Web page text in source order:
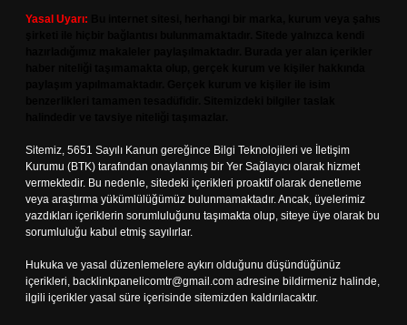
Yasal Uyarı:
Sitemiz, 5651 Sayılı Kanun gereğince Bilgi Teknolojileri ve İletişim
Kurumu (BTK) tarafından onaylanmış bir Yer Sağlayıcı olarak hizmet
vermektedir. Bu nedenle, sitedeki içerikleri proaktif olarak denetleme
veya araştırma yükümlülüğümüz bulunmamaktadır. Ancak, üyelerimiz
yazdıkları içeriklerin sorumluluğunu taşımakta olup, siteye üye olarak bu
sorumluluğu kabul etmiş sayılırlar.
Hukuka ve yasal düzenlemelere aykırı olduğunu düşündüğünüz
içerikleri, backlinkpanelicomtr@gmail.com adresine bildirmeniz halinde,
ilgili içerikler yasal süre içerisinde sitemizden kaldırılacaktır.